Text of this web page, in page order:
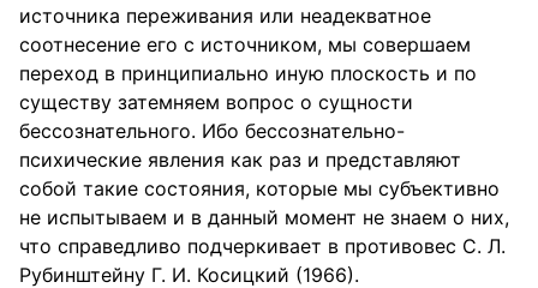
источника переживания или неадекватное
соотнесение его с источником, мы совершаем
переход в принципиально иную плоскость и по
существу затемняем вопрос о сущности
бессознательного. Ибо бессознательно-
психические явления как раз и представляют
собой такие состояния, которые мы субъективно
не испытываем и в данный момент не знаем о них,
что справедливо подчеркивает в противовес С. Л.
Рубинштейну Г. И. Косицкий (1966).